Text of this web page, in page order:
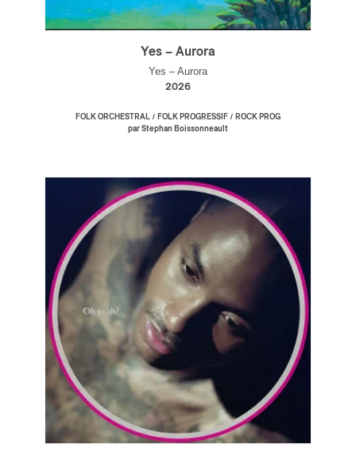
Yes – Aurora
Yes – Aurora
2026
FOLK ORCHESTRAL / FOLK PROGRESSIF / ROCK PROG
par Stephan Boissonneault